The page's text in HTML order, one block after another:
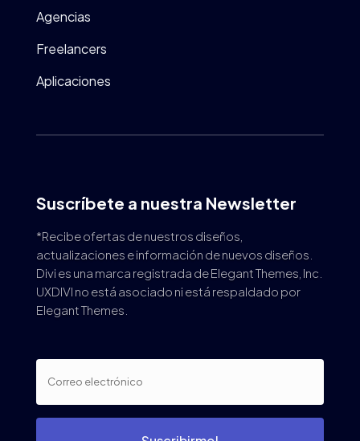
Agencias
Freelancers
Aplicaciones
Suscríbete a nuestra Newsletter
*Recibe ofertas de nuestros diseños,
actualizaciones e información de nuevos diseños.
Divi es una marca registrada de Elegant Themes, Inc.
UXDIVI no está asociado ni está respaldado por
Elegant Themes.